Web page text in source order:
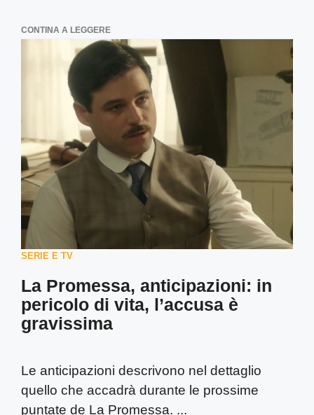
CONTINA A LEGGERE
SERIE E TV
La Promessa, anticipazioni: in
pericolo di vita, l’accusa è
gravissima
Le anticipazioni descrivono nel dettaglio
quello che accadrà durante le prossime
puntate de La Promessa. ...